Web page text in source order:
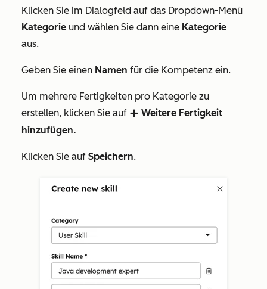
Klicken Sie im Dialogfeld auf das Dropdown-Menü
Kategorie und wählen Sie dann eine Kategorie
aus.
Geben Sie einen Namen für die Kompetenz ein.
Um mehrere Fertigkeiten pro Kategorie zu
erstellen, klicken Sie auf add Weitere Fertigkeit
hinzufügen.
Klicken Sie auf Speichern.